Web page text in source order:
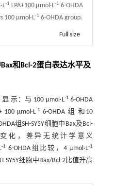
-1 LPA+100 μmol·L-1 6-OHDA
100 μmol·L-1 6-OHDA group.
Full size
和Bcl-2蛋白表达水平及
示：与 100 μmol·L-1 6-OHDA
100 μmol·L-1 6-OHDA 组 和10
组SH-SY5Y细胞中Bax及Bcl-
化，差异无统计学意义
-1 6-OHDA组比较，4 μmol·L-1
SY5Y细胞中Bax/Bcl-2比值升高